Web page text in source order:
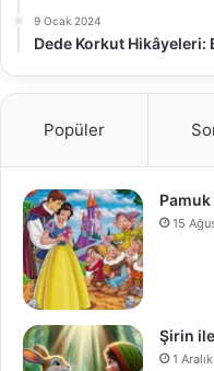
9 Ocak 2024
Dede Korkut Hikâyeleri:
Popüler
Pamuk
15
Şirin
1